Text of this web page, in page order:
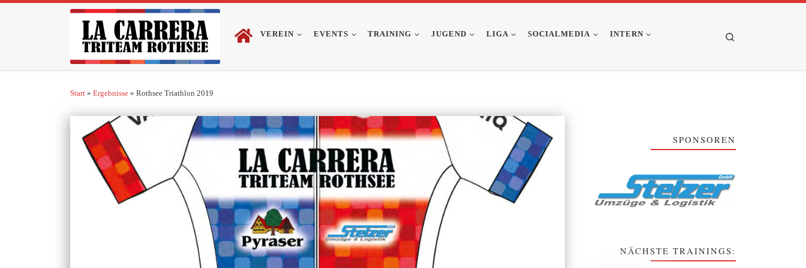
Zum Inhalt springen
VEREIN EVENTS TRAINING JUGEND LIGA SOCIALMEDIA INTERN
Start » Ergebnisse » Rothsee Triathlon 2019
SPONSOREN
NÄCHSTE TRAININGS: